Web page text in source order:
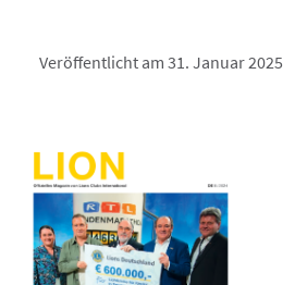
Veröffentlicht am 31. Januar 2025